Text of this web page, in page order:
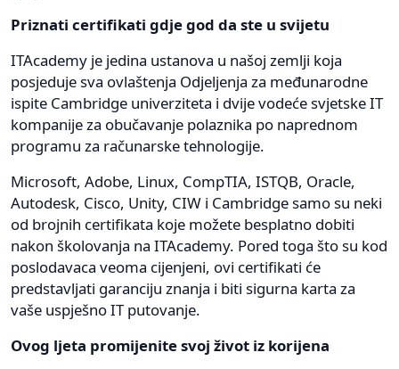
Priznati certifikati gdje god da ste u svijetu
ITAcademy je jedina ustanova u našoj zemlji koja
posjeduje sva ovlaštenja Odjeljenja za međunarodne
ispite Cambridge univerziteta i dvije vodeće svjetske IT
kompanije za obučavanje polaznika po naprednom
programu za računarske tehnologije.
Microsoft, Adobe, Linux, CompTIA, ISTQB, Oracle,
Autodesk, Cisco, Unity, CIW i Cambridge samo su neki
od brojnih certifikata koje možete besplatno dobiti
nakon školovanja na ITAcademy. Pored toga što su kod
poslodavaca veoma cijenjeni, ovi certifikati će
predstavljati garanciju znanja i biti sigurna karta za
vaše uspješno IT putovanje.
Ovog ljeta promijenite svoj život iz korijena